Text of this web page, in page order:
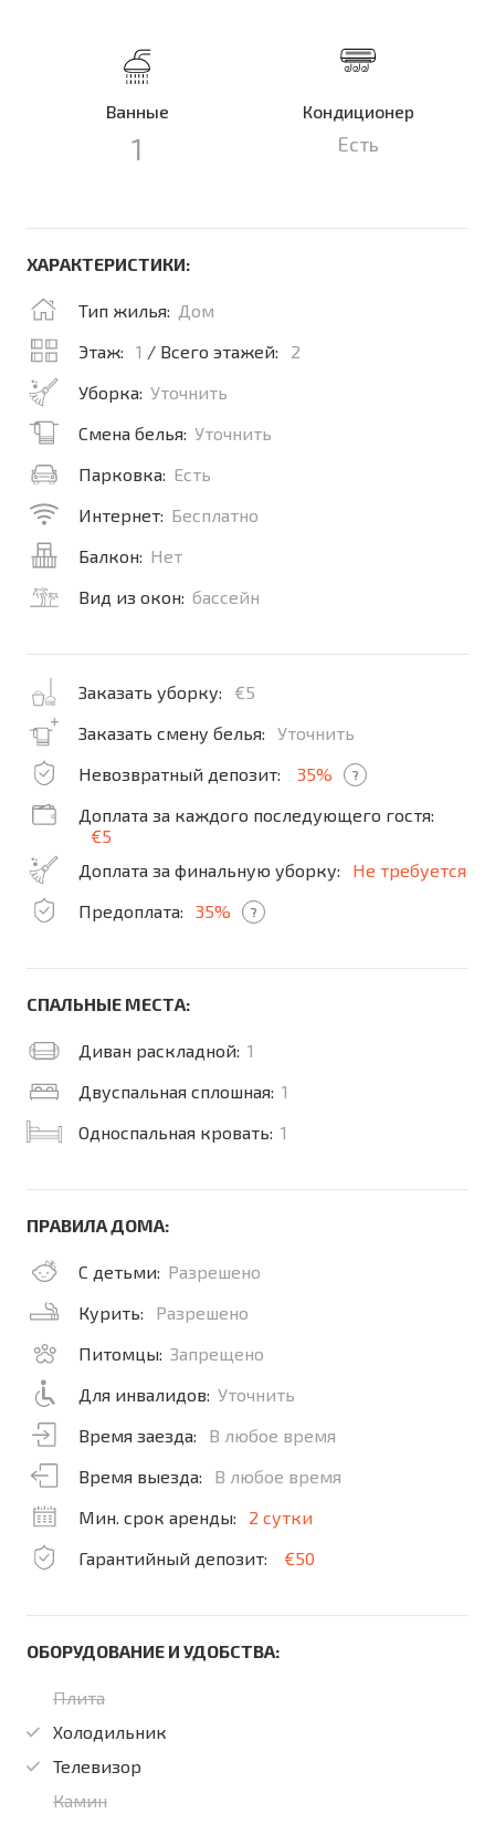
Ванные
1
Кондиционер
Есть
ХАРАКТЕРИСТИКИ:
Тип жилья: Дом
Этаж:
1 / Всего этажей:
2
Уборка: Уточнить
Смена белья: Уточнить
Парковка: Есть
Интернет: Бесплатно
Балкон: Нет
Вид из окон: бассейн
Заказать уборку:
€5
Заказать смену белья:
Уточнить
Невозвратный депозит:
35% ?
Доплата за каждого последующего гостя:
€5
Доплата за финальную уборку:
Не требуется
Предоплата:
35% ?
СПАЛЬНЫЕ МЕСТА:
Диван раскладной: 1
Двуспальная сплошная: 1
Односпальная кровать: 1
ПРАВИЛА ДОМА:
С детьми: Разрешено
Курить:
Разрешено
Питомцы: Запрещено
Для инвалидов: Уточнить
Время заезда:
В любое время
Время выезда:
В любое время
Мин. срок аренды:
2 сутки
Гарантийный депозит:
€50
ОБОРУДОВАНИЕ И УДОБСТВА:
Плита
Холодильник
Телевизор
Камин